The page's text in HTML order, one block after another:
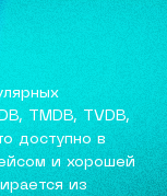
TMDB, TVDB,
доступно в
и хорошей
из